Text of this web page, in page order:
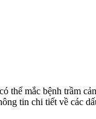
thể mắc bệnh trầm
tin chi tiết về các